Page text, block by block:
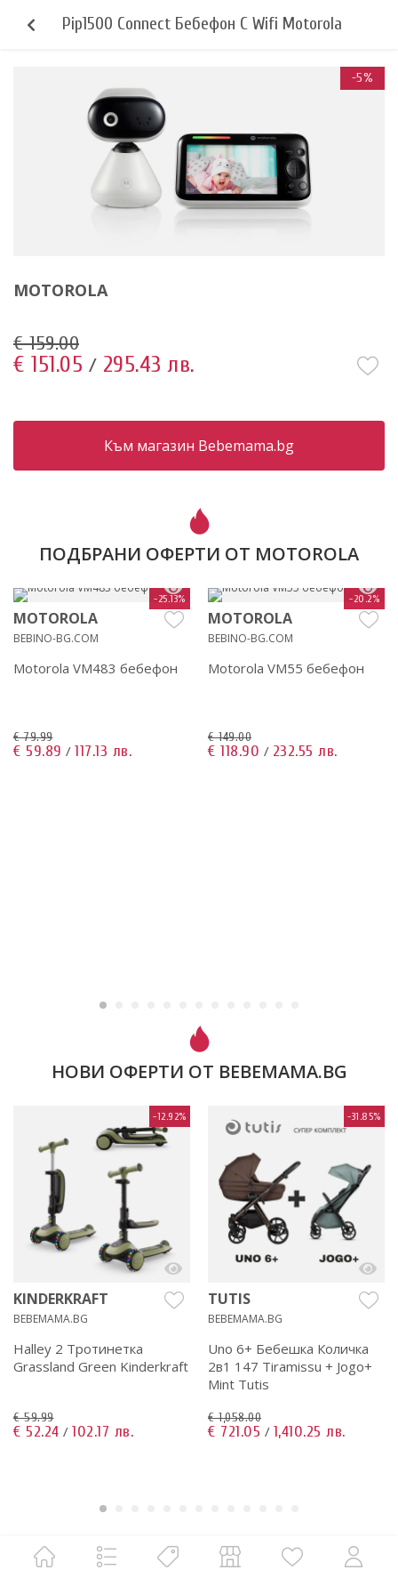
-5%
MOTOROLA
Pip1500 Connect Бебефон С Wifi Motorola
€ 159.00
€ 151.05 / 295.43 лв.
Към магазин Bebemama.bg
ПОДБРАНИ ОФЕРТИ ОТ MOTOROLA
-25.13%
MOTOROLA
BEBINO-BG.COM
Motorola VM483 бебефон
€ 79.99
€ 59.89 / 117.13 лв.
-20.2%
MOTOROLA
BEBINO-BG.COM
Motorola VM55 бебефон
€ 149.00
€ 118.90 / 232.55 лв.
НОВИ ОФЕРТИ ОТ BEBEMAMA.BG
-12.92%
KINDERKRAFT
BEBEMAMA.BG
Halley 2 Тротинетка
Grassland Green Kinderkraft
€ 59.99
€ 52.24 / 102.17 лв.
-31.85%
TUTIS
BEBEMAMA.BG
Uno 6+ Бебешка Количка
2в1 147 Tiramissu + Jogo+
Mint Tutis
€ 1,058.00
€ 721.05 / 1,410.25 лв.